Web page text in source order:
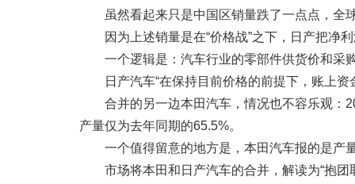
虽然看起来只是中国区销量跌了一点点，全
因为上述销量是在“价格战”之下，日产把净
一个逻辑是：汽车行业的零部件供货价和采
日产汽车“在保持目前价格的前提下，账上
合并的另一边本田汽车，情况也不容乐观：
产量仅为去年同期的65.5%。
一个值得留意的地方是，本田汽车报的是产
市场将本田和日产汽车的合并，解读为“抱团